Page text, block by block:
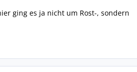
ging es ja nicht um Rost-, sondern